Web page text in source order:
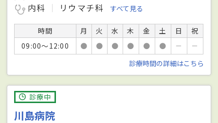
内科
リウマチ科 すべて見る
時間 月 火 水 木 金 土 日
祝
09:00～12:00
● ● ● ● ● ● －
－
診療時間の詳細はこちら
診療中
川島病院